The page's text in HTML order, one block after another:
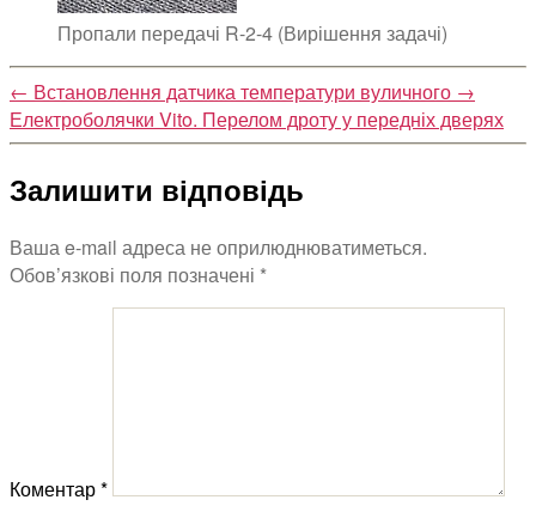
Пропали передачі R-2-4 (Вирішення задачі)
← Встановлення датчика температури вуличного →
Електроболячки Vito. Перелом дроту у передніх дверях
Залишити відповідь
Ваша e-mail адреса не оприлюднюватиметься.
Обов’язкові поля позначені *
Коментар*